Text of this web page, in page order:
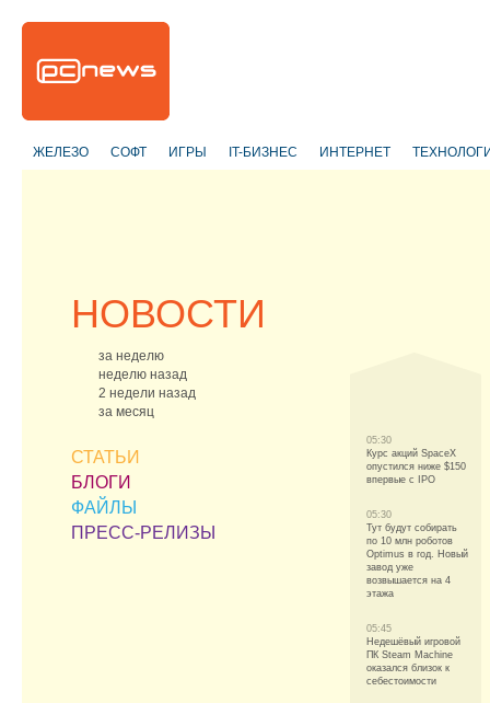
ЖЕЛЕЗО СОФТ ИГРЫ IT-БИЗНЕС ИНТЕРНЕТ
НОВОСТИ
за неделю
неделю назад
2 недели назад
за месяц
СТАТЬИ
БЛОГИ
ФАЙЛЫ
ПРЕСС-РЕЛИЗЫ
05:30
Курс акций SpaceX
опустился ниже $150
впервые с IPO
05:30
Тут будут собирать
по 10 млн роботов
Optimus в год. Новый
завод уже
возвышается на 4
этажа
05:45
Недешёвый игровой
ПК Steam Machine
оказался близок к
себестоимости